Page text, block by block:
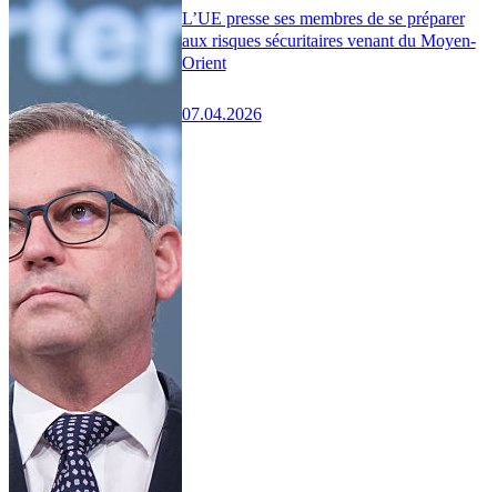
L’UE presse ses membres de se préparer
aux risques sécuritaires venant du Moyen-
Orient
07.04.2026